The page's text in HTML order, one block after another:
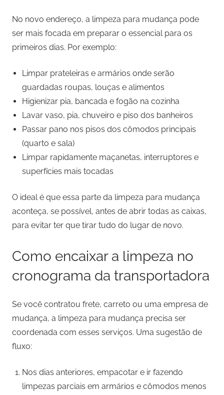
No novo endereço, a limpeza para mudança pode
ser mais focada em preparar o essencial para os
primeiros dias. Por exemplo:
Limpar prateleiras e armários onde serão
guardadas roupas, louças e alimentos
Higienizar pia, bancada e fogão na cozinha
Lavar vaso, pia, chuveiro e piso dos banheiros
Passar pano nos pisos dos cômodos principais
(quarto e sala)
Limpar rapidamente maçanetas, interruptores e
superfícies mais tocadas
O ideal é que essa parte da limpeza para mudança
aconteça, se possível, antes de abrir todas as caixas,
para evitar ter que tirar tudo do lugar de novo.
Como encaixar a limpeza no
cronograma da transportadora
Se você contratou frete, carreto ou uma empresa de
mudança, a limpeza para mudança precisa ser
coordenada com esses serviços. Uma sugestão de
fluxo:
Nos dias anteriores, empacotar e ir fazendo
limpezas parciais em armários e cômodos menos